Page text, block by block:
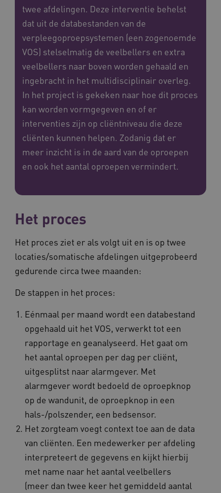
twee afdelingen. Deze interventie behelst
dat uit de databestanden van de
verpleegoproepsystemen (een zogenoemde
VOS) stelselmatig de veelbellers en extra
veelbellers naar boven worden gehaald en
ingebracht in het multidisciplinair overleg.
In het project is gekeken naar hoe dit proces
kan worden vormgegeven en of er
interventies zijn op cliëntniveau die deze
cliënten kunnen helpen. Zodanig dat er
meer inzicht is in de aard van de oproepen
en ook het aantal oproepen vermindert.
Het proces
Het proces ziet er als volgt uit en is op twee
locaties/somatische afdelingen uitgeprobeerd
gedurende circa twee maanden:
De stappen in het proces:
Eénmaal per maand wordt een databestand
opgehaald uit het VOS, verwerkt tot een
rapportage en geanalyseerd. Het gaat om
het aantal oproepen per dag per cliënt,
uitgesplitst naar alarmgever. Met
alarmgever wordt bedoeld de oproepknop
op de wandunit, de oproepknop in een
hals-/polszender, een bedsensor.
Het zorgteam voegt context toe aan de data
van cliënten. Een medewerker per afdeling
interpreteert de gegevens en kijkt hierbij
met name naar het aantal veelbellers
(meer dan twee keer het gemiddeld aantal